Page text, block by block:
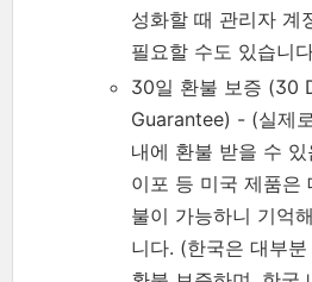
성화할 때 관리자
필요할 수도 있습니
30일 환불 보증 (30
Guarantee) - (실제
내에 환불 받을 수
이포 등 미국 제품은
불이 가능하니 기억
니다. (한국은 대부